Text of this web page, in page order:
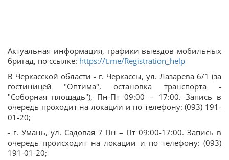
Актуальная информация, графики выездов мобильных
бригад, по ссылке: https://t.me/Registration_help
В Черкасской области - г. Черкассы, ул. Лазарева 6/1 (за
гостиницей "Оптима", остановка транспорта -
"Соборная площадь"), Пн-Пт 09:00 – 17:00. Запись в
очередь проходит на локации и по телефону: (093) 191-
01-20;
- г. Умань, ул. Садовая 7 Пн – Пт 09:00-17:00. Запись в
очередь происходит на локации и по телефону: (093)
191-01-20;